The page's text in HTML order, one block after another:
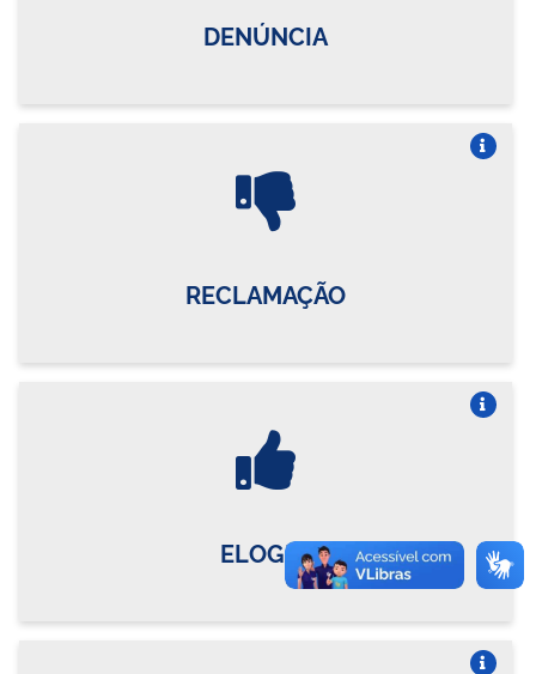
DENÚNCIA
RECLAMAÇÃO
ELOGIO